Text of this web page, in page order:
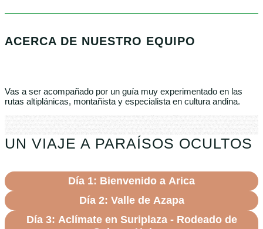
ACERCA DE NUESTRO EQUIPO
Vas a ser acompañado por un guía muy experimentado en las
rutas altiplánicas, montañista y especialista en cultura andina.
UN VIAJE A PARAÍSOS OCULTOS
Día 1: Bienvenido a Arica
Día 2: Valle de Azapa
Día 3: Aclímate en Suriplaza - Rodeado de